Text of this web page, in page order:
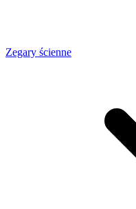
Zegary ścienne